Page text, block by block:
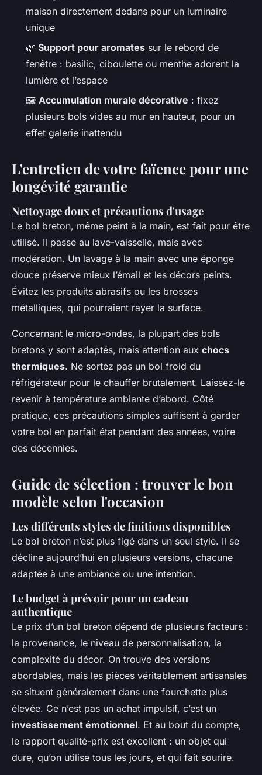
maison directement dedans pour un luminaire
unique
🌿 Support pour aromates sur le rebord de
fenêtre : basilic, ciboulette ou menthe adorent la
lumière et l’espace
🖼️ Accumulation murale décorative : fixez
plusieurs bols vides au mur en hauteur, pour un
effet galerie inattendu
L'entretien de votre faïence pour une
longévité garantie
Nettoyage doux et précautions d'usage
Le bol breton, même peint à la main, est fait pour être
utilisé. Il passe au lave-vaisselle, mais avec
modération. Un lavage à la main avec une éponge
douce préserve mieux l’émail et les décors peints.
Évitez les produits abrasifs ou les brosses
métalliques, qui pourraient rayer la surface.
Concernant le micro-ondes, la plupart des bols
bretons y sont adaptés, mais attention aux chocs
thermiques. Ne sortez pas un bol froid du
réfrigérateur pour le chauffer brutalement. Laissez-le
revenir à température ambiante d’abord. Côté
pratique, ces précautions simples suffisent à garder
votre bol en parfait état pendant des années, voire
des décennies.
Guide de sélection : trouver le bon
modèle selon l'occasion
Les différents styles de finitions disponibles
Le bol breton n’est plus figé dans un seul style. Il se
décline aujourd’hui en plusieurs versions, chacune
adaptée à une ambiance ou une intention.
Le budget à prévoir pour un cadeau
authentique
Le prix d’un bol breton dépend de plusieurs facteurs :
la provenance, le niveau de personnalisation, la
complexité du décor. On trouve des versions
abordables, mais les pièces véritablement artisanales
se situent généralement dans une fourchette plus
élevée. Ce n’est pas un achat impulsif, c’est un
investissement émotionnel. Et au bout du compte,
le rapport qualité-prix est excellent : un objet qui
dure, qu’on utilise tous les jours, et qui fait sourire.